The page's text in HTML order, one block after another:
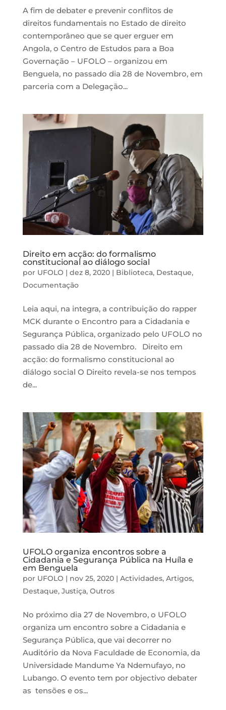
A fim de debater e prevenir conflitos de
direitos fundamentais no Estado de direito
contemporâneo que se quer erguer em
Angola, o Centro de Estudos para a Boa
Governação – UFOLO – organizou em
Benguela, no passado dia 28 de Novembro, em
parceria com a Delegação...
Direito em acção: do formalismo
constitucional ao diálogo social
por UFOLO | dez 8, 2020| Biblioteca, Destaque,
Documentação
Leia aqui, na integra, a contribuição do rapper
MCK durante o Encontro para a Cidadania e
Segurança Pública, organizado pelo UFOLO no
passado dia 28 de Novembro. Direito em
acção: do formalismo constitucional ao
diálogo social O Direito revela-se nos tempos
de...
UFOLO organiza encontros sobre a
Cidadania e Segurança Pública na Huíla e
em Benguela
por UFOLO | nov 25, 2020| Actividades, Artigos,
Destaque, Justiça, Outros
No próximo dia 27 de Novembro, o UFOLO
organiza um encontro sobre a Cidadania e
Segurança Pública, que vai decorrer no
Auditório da Nova Faculdade de Economia, da
Universidade Mandume Ya Ndemufayo, no
Lubango. O evento tem por objectivo debater
as tensões e os...